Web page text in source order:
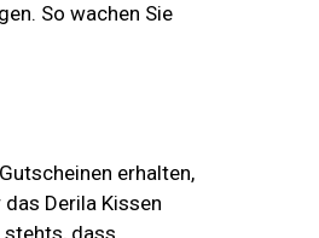
So wachen Sie
erhalten,
Derila Kissen
dass